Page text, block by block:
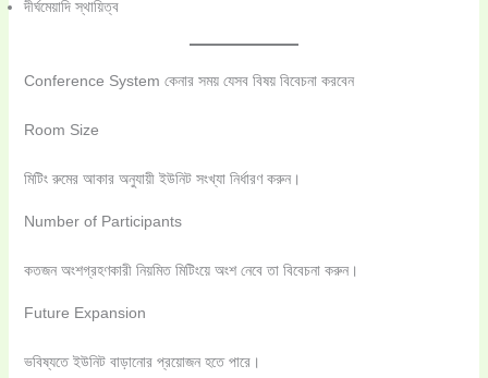
দীর্ঘমেয়াদি স্থায়িত্ব
Conference System কেনার সময় যেসব বিষয় বিবেচনা করবেন
Room Size
মিটিং রুমের আকার অনুযায়ী ইউনিট সংখ্যা নির্ধারণ করুন।
Number of Participants
কতজন অংশগ্রহণকারী নিয়মিত মিটিংয়ে অংশ নেবে তা বিবেচনা করুন।
Future Expansion
ভবিষ্যতে ইউনিট বাড়ানোর প্রয়োজন হতে পারে।